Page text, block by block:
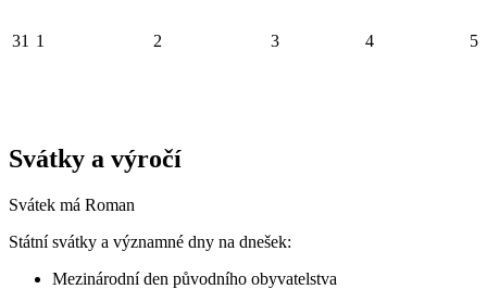
31 1 2 3 4 5
Svátky a výročí
Svátek má Roman
Státní svátky a významné dny na dnešek:
Mezinárodní den původního obyvatelstva